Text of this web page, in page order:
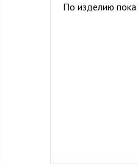
По изделию